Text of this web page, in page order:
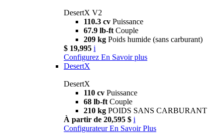
DesertX V2
110.3 cv Puissance
67.9 lb-ft Couple
209 kg Poids humide (sans carburant)
$ 19,995 i
Configurez En Savoir plus
DesertX
DesertX
110 cv Puissance
68 lb-ft Couple
210 kg POIDS SANS CARBURANT
À partir de 20,595 $ i
Configurateur En Savoir Plus